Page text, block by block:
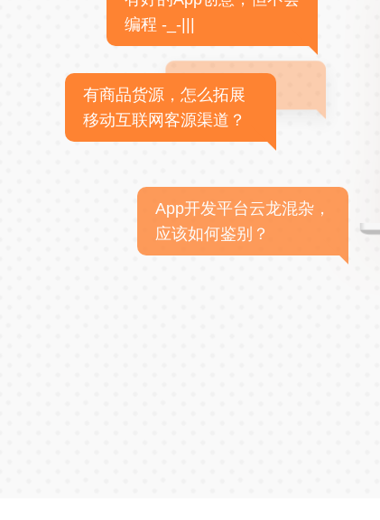
编程 -_-|||
有商品货源，怎么拓展
移动互联网客源渠道？
App开发平台云龙混杂，
应该如何鉴别？